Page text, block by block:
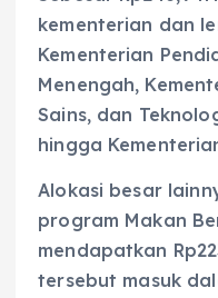
kementerian dan
Kementerian
Menengah,
Sains, dan
hingga
Alokasi besar
program Makan
mendapatkan
tersebut masuk